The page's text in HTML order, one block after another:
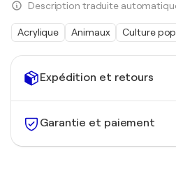
Expédition et retours
Garantie et paiement
Description traduite
Acrylique Animaux Culture